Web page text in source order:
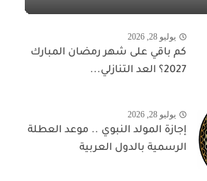
يوليو 28, 2026
كم باقي على شهر رمضان المبارك
2027؟ العد التنازلي...
يوليو 28, 2026
إجازة المولد النبوي .. موعد العطلة
الرسمية بالدول العربية